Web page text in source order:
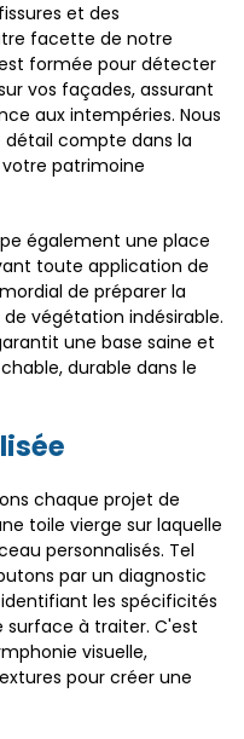
et des
facette de notre
formée pour détecter
vos façades, assurant
aux intempéries. Nous
compte dans la
patrimoine
également une place
toute application de
de préparer la
végétation indésirable.
une base saine et
durable dans le
chaque projet de
toile vierge sur laquelle
personnalisés. Tel
par un diagnostic
les spécificités
surface à traiter. C'est
visuelle,
pour créer une